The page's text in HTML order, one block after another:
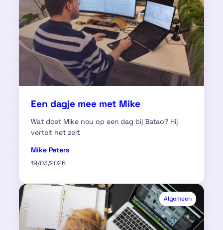
Een dagje mee met Mike
Wat doet Mike nou op een dag bij Batao? Hij
vertelt het zelf.
Mike Peters
19/03/2026
Algemeen